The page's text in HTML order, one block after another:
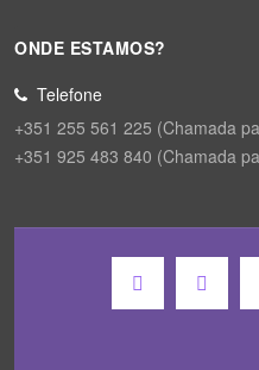
ONDE ESTAMOS?
Telefone
+351 255 561 225 (Chamada
+351 925 483 840 (Chamada